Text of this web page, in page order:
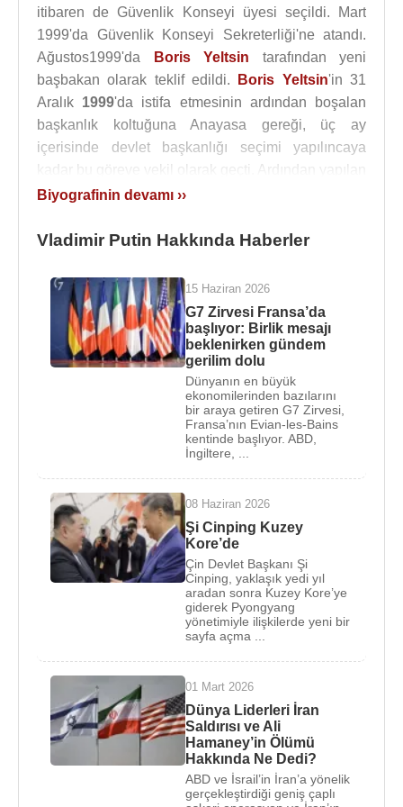
itibaren de Güvenlik Konseyi üyesi seçildi. Mart
1999'da Güvenlik Konseyi Sekreterliği'ne atandı.
Ağustos1999'da
Boris Yeltsin tarafından yeni
başbakan olarak teklif edildi.
Boris Yeltsin'in 31
Aralık 1999'da istifa etmesinin ardından boşalan
başkanlık koltuğuna Anayasa gereği, üç ay
içerisinde devlet başkanlığı seçimi yapılıncaya
kadar bu göreve vekil olarak geçti. Ardından yapılan
seçimlerde başkan seçildi. Putin, Rusya'da yapılan
toplayarak, birinci turda devlet başkanı seçildi. 7
devlet başkanıDmitri Medvedev
Rusya'nın başbakanı oldu.
Rusya Federasyonu'nun 2000-2008 yılları
arasında cumhurbaşkanlığını görevini yürüttü. 2000
yılında yapılan seçimlerde Rusya Federasyonu
Komünist Partisi başkanıZyuganov'un önünde
%52,9'luk oy oranıyla cumhurbaşkanı seçilmiş,
2004 yılında yapılan seçimlerde ise %71'in
üzerinde oyla tekrar cumhurbaşkanı seçilmiştir.
Döneminde Rusya ekonomisi hızlı büyüme
rakamları yakalamış, ülkesinin bağımsızlığı yolunda
çok önemli adımlar atmış, merkezi otorite
kuvvetlendirilmiş, silahlı kuvvetlerde reform
Siyah kuşak sahibi olan Putin genç yaştan beri
Vladimir Putin , 28 Temmuz
Lyudmila Shkrebnevaile evlendi. Sankt-Peterburg
Devlet Üniversitesi'nde hukuk okuyan Vladimir
Putin'in eşi Lyudmila Putina aynı üniversitede
İspanyol dili bölümünü okumuştur. 6 Haziran
2013
tarihinde boşandılar. İki kızı vardır. Kızlarından
Biyografinin devamı ››
Vladimir Putin Hakkında Haberler
15 Haziran 2026
G7 Zirvesi Fransa’da
başlıyor: Birlik mesajı
beklenirken gündem
gerilim dolu
Dünyanın en büyük
ekonomilerinden bazılarını
bir araya getiren G7 Zirvesi,
Fransa’nın Evian-les-Bains
kentinde başlıyor. ABD,
İngiltere, ...
08 Haziran 2026
Şi Cinping Kuzey
Kore’de
Çin Devlet Başkanı Şi
Cinping, yaklaşık yedi yıl
aradan sonra Kuzey Kore’ye
giderek Pyongyang
yönetimiyle ilişkilerde yeni bir
sayfa açma ...
01 Mart 2026
Dünya Liderleri İran
Saldırısı ve Ali
Hamaney’in Ölümü
Hakkında Ne Dedi?
ABD ve İsrail’in İran’a yönelik
gerçekleştirdiği geniş çaplı